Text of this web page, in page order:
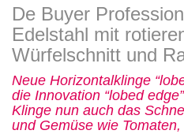
De Buyer
Edelstahl mit
Würfelschnitt und
Neue Horizontalklinge
die Innovation “lobed
Klinge nun auch das
und Gemüse wie